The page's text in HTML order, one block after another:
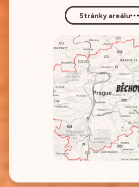
Stránky areálu